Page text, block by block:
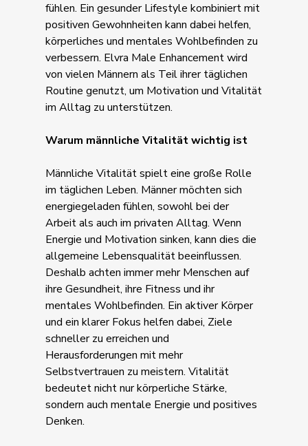
fühlen. Ein gesunder Lifestyle kombiniert mit
positiven Gewohnheiten kann dabei helfen,
körperliches und mentales Wohlbefinden zu
verbessern. Elvra Male Enhancement wird
von vielen Männern als Teil ihrer täglichen
Routine genutzt, um Motivation und Vitalität
im Alltag zu unterstützen.
Warum männliche Vitalität wichtig ist
Männliche Vitalität spielt eine große Rolle
im täglichen Leben. Männer möchten sich
energiegeladen fühlen, sowohl bei der
Arbeit als auch im privaten Alltag. Wenn
Energie und Motivation sinken, kann dies die
allgemeine Lebensqualität beeinflussen.
Deshalb achten immer mehr Menschen auf
ihre Gesundheit, ihre Fitness und ihr
mentales Wohlbefinden. Ein aktiver Körper
und ein klarer Fokus helfen dabei, Ziele
schneller zu erreichen und
Herausforderungen mit mehr
Selbstvertrauen zu meistern. Vitalität
bedeutet nicht nur körperliche Stärke,
sondern auch mentale Energie und positives
Denken.